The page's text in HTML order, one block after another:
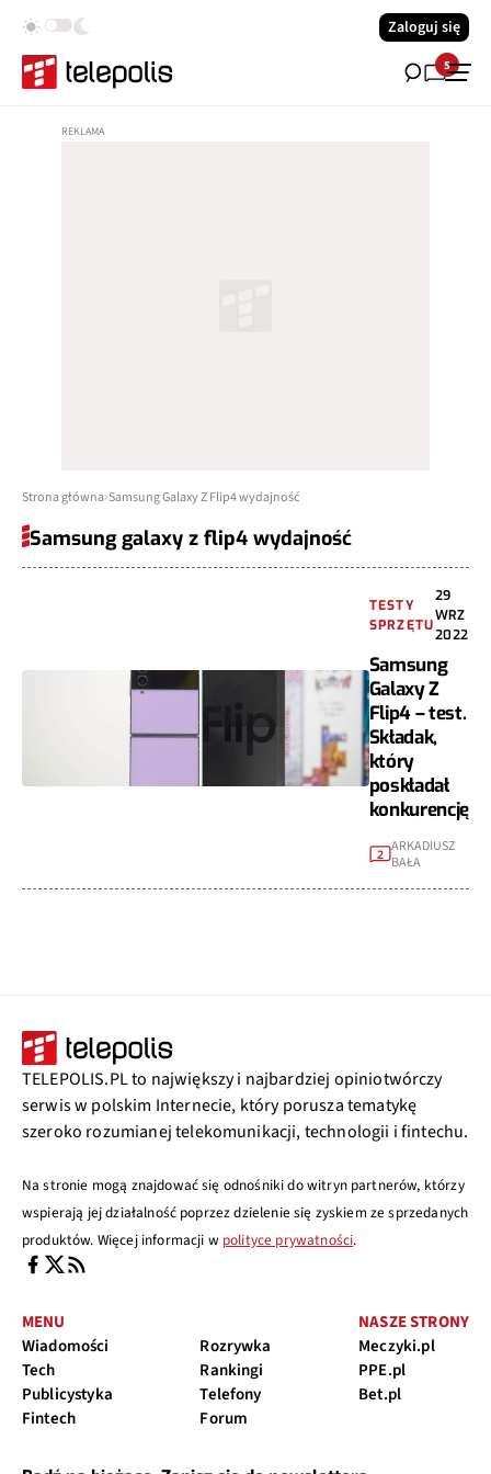
Zaloguj się
5
Strona główna Samsung Galaxy Z Flip4 wydajność
Samsung galaxy z flip4 wydajność
TESTY
SPRZĘTU
29
WRZ
2022
Samsung
Galaxy Z
Flip4 – test.
Składak,
który
poskładał
konkurencję
2 ARKADIUSZ
BAŁA
TELEPOLIS.PL to największy i najbardziej opiniotwórczy
serwis w polskim Internecie, który porusza tematykę
szeroko rozumianej telekomunikacji, technologii i fintechu.
Na stronie mogą znajdować się odnośniki do witryn partnerów, którzy
wspierają jej działalność poprzez dzielenie się zyskiem ze sprzedanych
produktów. Więcej informacji w polityce prywatności.
MENU
Wiadomości
Tech
Publicystyka
Fintech
Rozrywka
Rankingi
Telefony
Forum
NASZE STRONY
Meczyki.pl
PPE.pl
Bet.pl